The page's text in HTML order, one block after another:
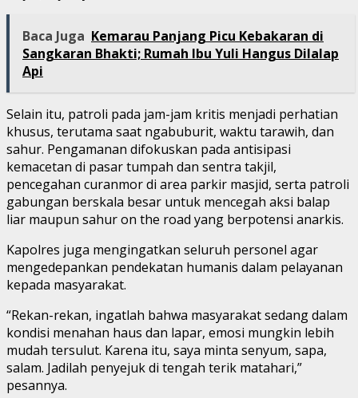
Baca Juga Kemarau Panjang Picu Kebakaran di
Sangkaran Bhakti; Rumah Ibu Yuli Hangus Dilalap
Api
Selain itu, patroli pada jam-jam kritis menjadi perhatian
khusus, terutama saat ngabuburit, waktu tarawih, dan
sahur. Pengamanan difokuskan pada antisipasi
kemacetan di pasar tumpah dan sentra takjil,
pencegahan curanmor di area parkir masjid, serta patroli
gabungan berskala besar untuk mencegah aksi balap
liar maupun sahur on the road yang berpotensi anarkis.
Kapolres juga mengingatkan seluruh personel agar
mengedepankan pendekatan humanis dalam pelayanan
kepada masyarakat.
“Rekan-rekan, ingatlah bahwa masyarakat sedang dalam
kondisi menahan haus dan lapar, emosi mungkin lebih
mudah tersulut. Karena itu, saya minta senyum, sapa,
salam. Jadilah penyejuk di tengah terik matahari,”
pesannya.